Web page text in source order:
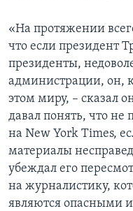
«На протяжении
что если президент
президенты,
администрации, он,
этом миру, – сказал
давал понять, что не
на New York Times,
материалы
убеждал его
на журналистику,
являются опасными